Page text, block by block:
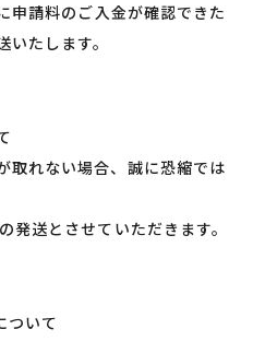
申請料のご入金が確認できた
たします。
取れない場合、誠に恐縮では
送とさせていただきます。
ついて